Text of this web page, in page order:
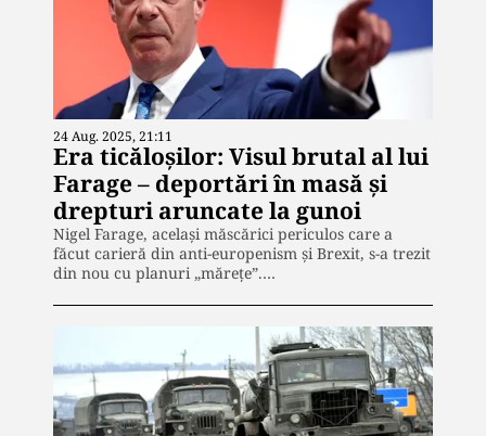
24 Aug. 2025, 21:11
Era ticăloșilor: Visul brutal al lui
Farage – deportări în masă și
drepturi aruncate la gunoi
Nigel Farage, același măscărici periculos care a
făcut carieră din anti-europenism și Brexit, s-a trezit
din nou cu planuri „mărețe”.…